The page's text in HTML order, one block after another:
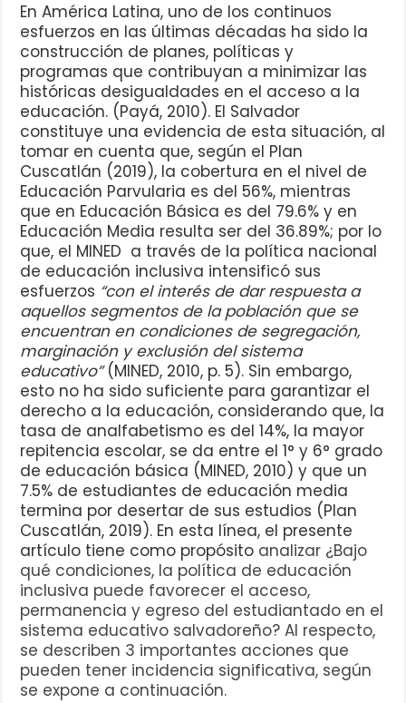
En América Latina, uno de los continuos
esfuerzos en las últimas décadas ha sido la
construcción de planes, políticas y
programas que contribuyan a minimizar las
históricas desigualdades en el acceso a la
educación. (Payá, 2010). El Salvador
constituye una evidencia de esta situación, al
tomar en cuenta que, según el Plan
Cuscatlán (2019), la cobertura en el nivel de
Educación Parvularia es del 56%, mientras
que en Educación Básica es del 79.6% y en
Educación Media resulta ser del 36.89%; por lo
que, el MINED a través de la política nacional
de educación inclusiva intensificó sus
esfuerzos “con el interés de dar respuesta a
aquellos segmentos de la población que se
encuentran en condiciones de segregación,
marginación y exclusión del sistema
educativo”(MINED, 2010, p. 5). Sin embargo,
esto no ha sido suficiente para garantizar el
derecho a la educación, considerando que, la
tasa de analfabetismo es del 14%, la mayor
repitencia escolar, se da entre el 1° y 6° grado
de educación básica (MINED, 2010) y que un
7.5% de estudiantes de educación media
termina por desertar de sus estudios (Plan
Cuscatlán, 2019). En esta línea, el presente
artículo tiene como propósito analizar ¿Bajo
qué condiciones, la política de educación
inclusiva puede favorecer el acceso,
permanencia y egreso del estudiantado en el
sistema educativo salvadoreño? Al respecto,
se describen 3 importantes acciones que
pueden tener incidencia significativa, según
se expone a continuación.